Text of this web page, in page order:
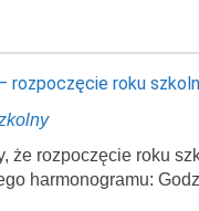
rozpoczęcie roku
że rozpoczęcie roku
harmonogramu: